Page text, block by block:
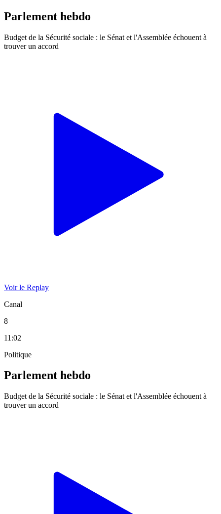
Parlement hebdo
Budget de la Sécurité sociale : le Sénat et l'Assemblée échouent à
trouver un accord
Voir le Replay
Canal
8
11:02
Politique
Parlement hebdo
Budget de la Sécurité sociale : le Sénat et l'Assemblée échouent à
trouver un accord